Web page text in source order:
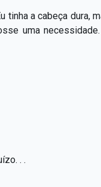
a cabeça dura,
uma
. .